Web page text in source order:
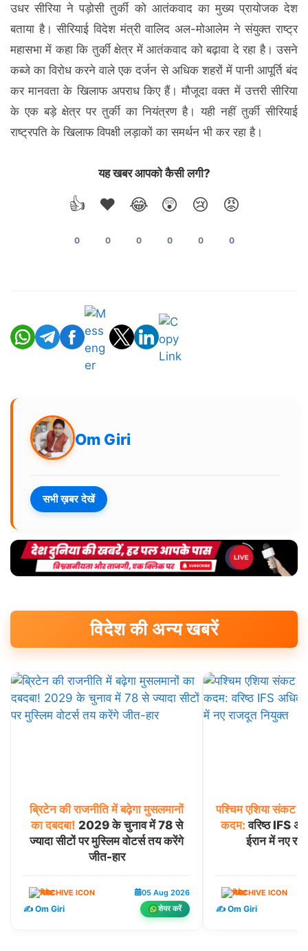
उधर सीरिया ने पड़ोसी तुर्की को आतंकवाद का मुख्य प्रायोजक देश
बताया है। सीरियाई विदेश मंत्री वालिद अल-मोआलेम ने संयुक्त राष्ट्र
महासभा में कहा कि तुर्की क्षेत्र में आतंकवाद को बढ़ावा दे रहा है। उसने
कब्जे का विरोध करने वाले एक दर्जन से अधिक शहरों में पानी आपूर्ति बंद
कर मानवता के खिलाफ अपराध किए हैं। मौजूदा वक्‍त में उत्तरी सीरिया
के एक बड़े क्षेत्र पर तुर्की का नियंत्रण है। यही नहीं तुर्की सीरियाई
राष्ट्रपति के खिलाफ विपक्षी लड़ाकों का समर्थन भी कर रहा है।
यह खबर आपको कैसी लगी?
👍
0
❤️
0
😂
0
😲
0
😢
0
😡
0
Om Giri
सभी ख़बर देखें
विदेश की अन्य खबरें
ब्रिटेन की राजनीति में बढ़ेगा मुसलमानों
का दबदबा! 2029 के चुनाव में 78 से
ज्यादा सीटों पर मुस्लिम वोटर्स तय करेंगे
जीत-हार
विदेश 05 Aug 2026
✍️ Om Giri शेयर करें
पश्चिम एशिया संकट
कदम: वरिष्ठ IFS
ईरान में नए
विदेश
✍️ Om Giri